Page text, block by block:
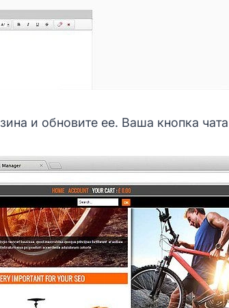
и обновите ее. Ваша кнопка чата